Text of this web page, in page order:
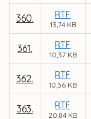
360. RTF
13,74 KB
361. RTF
10,37 KB
362. RTF
10,36 KB
363. RTF
20,84 KB